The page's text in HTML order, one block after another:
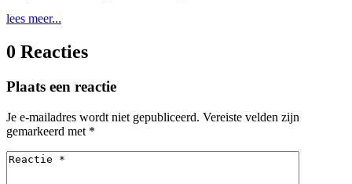
lees meer...
0 Reacties
Plaats een reactie
Je e-mailadres wordt niet gepubliceerd. Vereiste velden zijn
gemarkeerd met *